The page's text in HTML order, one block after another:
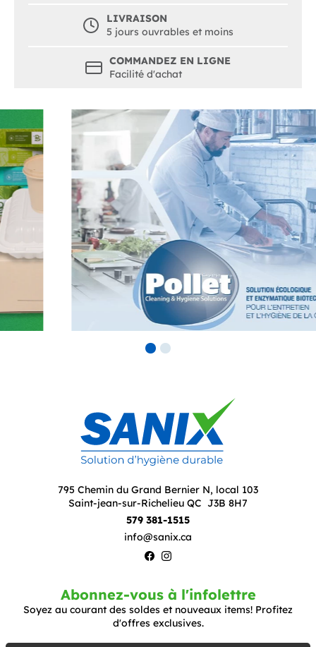
LIVRAISON
5 jours ouvrables et moins
COMMANDEZ EN LIGNE
Facilité d'achat
795 Chemin du Grand Bernier N, local 103
Saint-jean-sur-Richelieu QC J3B 8H7
579 381-1515
info@sanix.ca
Abonnez-vous à l'infolettre
Soyez au courant des soldes et nouveaux items! Profitez
d'offres exclusives.